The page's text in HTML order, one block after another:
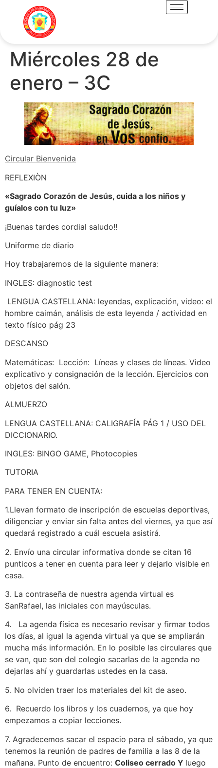
Miércoles 28 de
enero – 3C
Circular Bienvenida
REFLEXIÒN
«Sagrado Corazón de Jesús, cuida a los niños y
guíalos con tu luz»
¡Buenas tardes cordial saludo!!
Uniforme de diario
Hoy trabajaremos de la siguiente manera:
INGLES: diagnostic test
LENGUA CASTELLANA: leyendas, explicación, video: el
hombre caimán, análisis de esta leyenda / actividad en
texto físico pág 23
DESCANSO
Matemáticas: Lección: Líneas y clases de líneas. Video
explicativo y consignación de la lección. Ejercicios con
objetos del salón.
ALMUERZO
LENGUA CASTELLANA: CALIGRAFÍA PÁG 1 / USO DEL
DICCIONARIO.
INGLES: BINGO GAME, Photocopies
TUTORIA
PARA TENER EN CUENTA:
1.Llevan formato de inscripción de escuelas deportivas,
diligenciar y enviar sin falta antes del viernes, ya que así
quedará registrado a cuál escuela asistirá.
2. Envío una circular informativa donde se citan 16
punticos a tener en cuenta para leer y dejarlo visible en
casa.
3. La contraseña de nuestra agenda virtual es
SanRafael, las iniciales con mayúsculas.
4. La agenda física es necesario revisar y firmar todos
los días, al igual la agenda virtual ya que se ampliarán
mucha más información. En lo posible las circulares que
se van, que son del colegio sacarlas de la agenda no
dejarlas ahí y guardarlas ustedes en la casa.
5. No olviden traer los materiales del kit de aseo.
6. Recuerdo los libros y los cuadernos, ya que hoy
empezamos a copiar lecciones.
7. Agradecemos sacar el espacio para el sábado, ya que
tenemos la reunión de padres de familia a las 8 de la
mañana. Punto de encuentro: Coliseo cerrado Y luego